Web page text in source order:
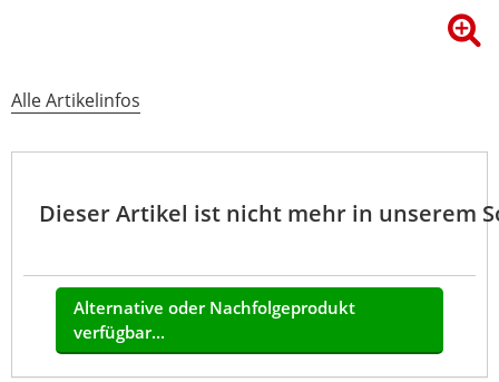
Alle Artikelinfos
Dieser Artikel ist nicht mehr in unserem
Alternative oder Nachfolgeprodukt
verfügbar...